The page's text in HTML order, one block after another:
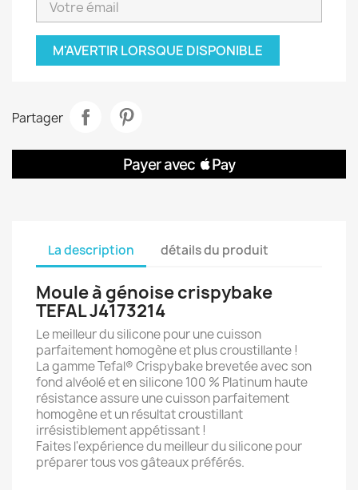
M'AVERTIR LORSQUE DISPONIBLE
Partager
La description détails du produit
Moule à génoise crispybake
TEFAL J4173214
Le meilleur du silicone pour une cuisson
parfaitement homogène et plus croustillante !
La gamme Tefal® Crispybake brevetée avec son
fond alvéolé et en silicone 100 % Platinum haute
résistance assure une cuisson parfaitement
homogène et un résultat croustillant
irrésistiblement appétissant !
Faites l'expérience du meilleur du silicone pour
préparer tous vos gâteaux préférés.